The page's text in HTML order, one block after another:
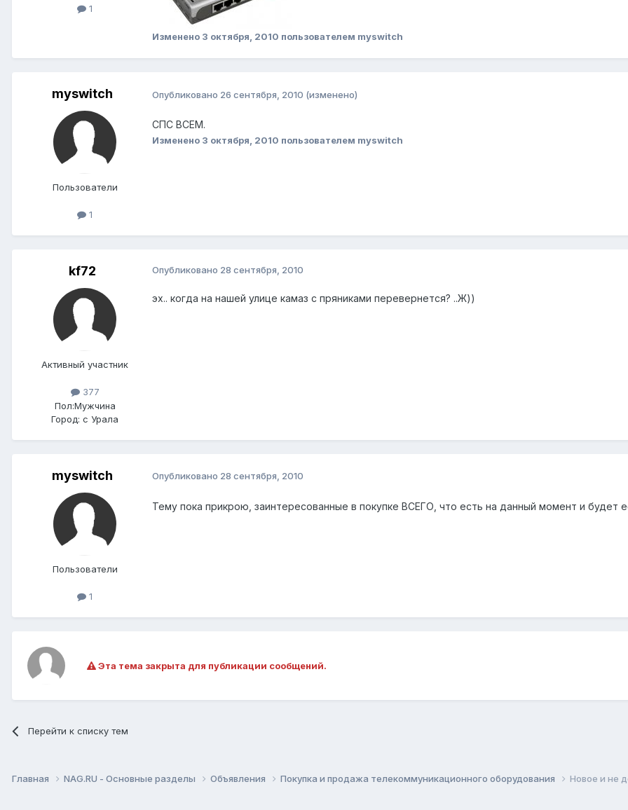
1
Изменено 3 октября, 2010 пользователем myswitch
myswitch
Пользователи
1
Опубликовано 26 сентября, 2010 (изменено)
СПС ВСЕМ.
Изменено 3 октября, 2010 пользователем myswitch
kf72
Активный участник
377
Пол:Мужчина
Город: с Урала
Опубликовано 28 сентября, 2010
эх.. когда на нашей улице камаз с пряниками перевернется? ..Ж))
myswitch
Пользователи
1
Опубликовано 28 сентября, 2010
Тему пока прикрою, заинтересованные в покупке ВСЕГО, что есть на данный момент и будет
Эта тема закрыта для публикации сообщений.
Перейти к списку тем
Главная NAG.RU - Основные разделы Объявления Покупка и продажа телекоммуникационного оборудования Новое и не